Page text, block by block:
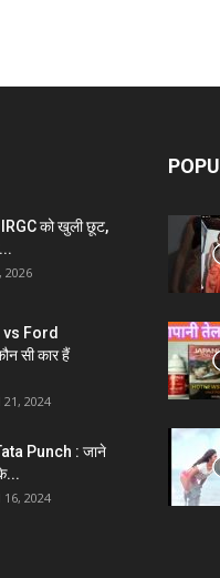
को खुली छूट,
2026
Ford
सी कार हैं
2024
Punch : जाने
2024